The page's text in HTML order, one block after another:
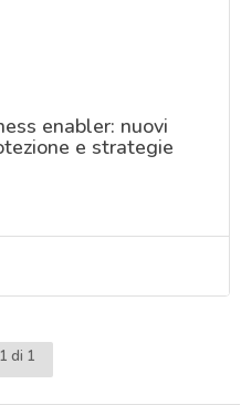
enabler: nuovi
e strategie
di 1